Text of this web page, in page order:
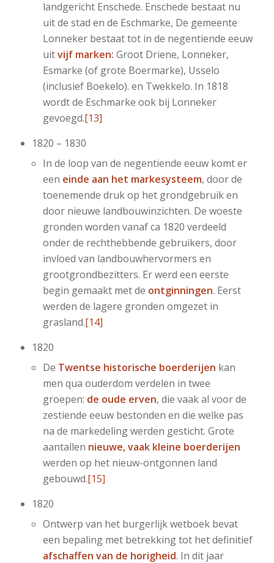
landgericht Enschede. Enschede bestaat nu
uit de stad en de Eschmarke, De gemeente
Lonneker bestaat tot in de negentiende eeuw
uitvijf marken: Groot Driene, Lonneker,
Esmarke (of grote Boermarke), Usselo
(inclusief Boekelo). en Twekkelo. In 1818
wordt de Eschmarke ook bij Lonneker
gevoegd.[13]
1820 – 1830
In de loop van de negentiende eeuw komt er
een einde aan het markesysteem, door de
toenemende druk op het grondgebruik en
door nieuwe landbouwinzichten. De woeste
gronden worden vanaf ca 1820 verdeeld
onder de rechthebbende gebruikers, door
invloed van landbouwhervormers en
grootgrondbezitters. Er werd een eerste
begin gemaakt met de ontginningen. Eerst
werden de lagere gronden omgezet in
grasland.[14]
1820
De Twentse historische boerderijen kan
men qua ouderdom verdelen in twee
groepen: de oude erven, die vaak al voor de
zestiende eeuw bestonden en die welke pas
na de markedeling werden gesticht. Grote
aantallen nieuwe, vaak kleine boerderijen
werden op het nieuw-ontgonnen land
gebouwd.[15]
1820
Ontwerp van het burgerlijk wetboek bevat
een bepaling met betrekking tot het definitief
afschaffen van de horigheid. In dit jaar